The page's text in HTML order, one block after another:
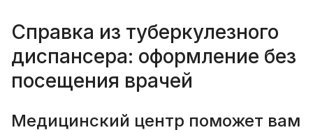
Справка из туберкулезного
диспансера: оформление без
посещения врачей
Медицинский центр поможет вам